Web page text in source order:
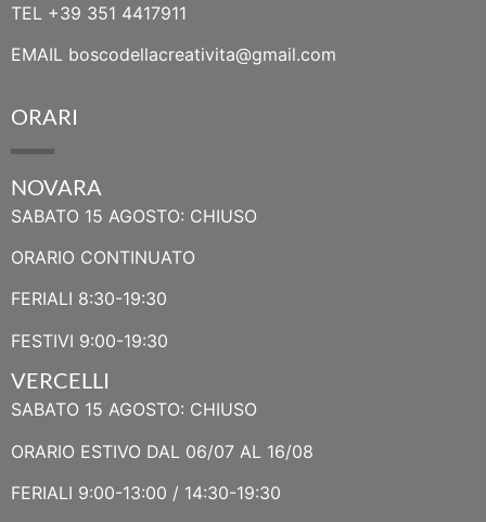
TEL +39 351 4417911
EMAIL boscodellacreativita@gmail.com
ORARI
NOVARA
SABATO 15 AGOSTO: CHIUSO
ORARIO CONTINUATO
FERIALI 8:30-19:30
FESTIVI 9:00-19:30
VERCELLI
SABATO 15 AGOSTO: CHIUSO
ORARIO ESTIVO DAL 06/07 AL 16/08
FERIALI 9:00-13:00 / 14:30-19:30